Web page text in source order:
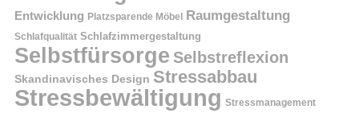
Entwicklung Platzsparende Möbel Raumgestaltung
Schlafqualität Schlafzimmergestaltung
Selbstfürsorge Selbstreflexion
Skandinavisches Design Stressabbau
Stressbewältigung Stressmanagement